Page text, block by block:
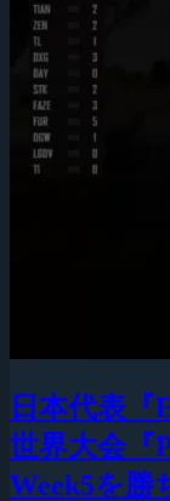
日本代表『
世界大会『
Week5を勝